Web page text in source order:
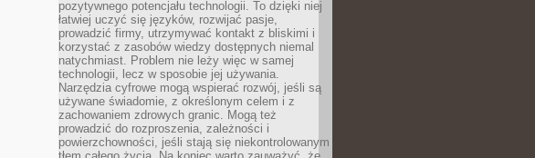
pozytywnego potencjału technologii. To dzięki niej
łatwiej uczyć się języków, rozwijać pasje,
prowadzić firmy, utrzymywać kontakt z bliskimi i
korzystać z zasobów wiedzy dostępnych niemal
natychmiast. Problem nie leży więc w samej
technologii, lecz w sposobie jej używania.
Narzędzia cyfrowe mogą wspierać rozwój, jeśli są
używane świadomie, z określonym celem i z
zachowaniem zdrowych granic. Mogą też
prowadzić do rozproszenia, zależności i
powierzchowności, jeśli stają się niekontrolowanym